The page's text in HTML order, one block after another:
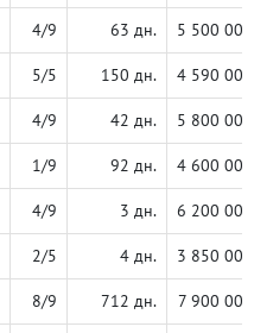
4/9 63 дн. 5 500 000
5/5 150 дн. 4 590 000
4/9 42 дн. 5 800 000
1/9 92 дн. 4 600 000
4/9 3 дн. 6 200 000
2/5 4 дн. 3 850 000
8/9 712 дн. 7 900 000